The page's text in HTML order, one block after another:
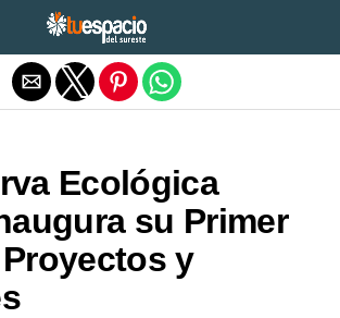
Ecológica
su Primer
y
Salir de la versión móvil